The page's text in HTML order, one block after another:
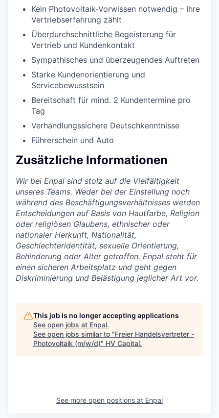
Kein Photovoltaik-Vorwissen notwendig – Ihre
Vertriebserfahrung zählt
Überdurchschnittliche Begeisterung für
Vertrieb und Kundenkontakt
Sympathisches und überzeugendes Auftreten
Starke Kundenorientierung und
Servicebewusstsein
Bereitschaft für mind. 2 Kundentermine pro
Tag
Verhandlungssichere Deutschkenntnisse
Führerschein und Auto
Zusätzliche Informationen
Wir bei Enpal sind stolz auf die Vielfältigkeit
unseres Teams. Weder bei der Einstellung noch
während des Beschäftigungsverhältnisses werden
Entscheidungen auf Basis von Hautfarbe, Religion
oder religiösen Glaubens, ethnischer oder
nationaler Herkunft, Nationalität,
Geschlechteridentität, sexuelle Orientierung,
Behinderung oder Alter getroffen. Enpal steht für
einen sicheren Arbeitsplatz und geht gegen
Diskriminierung und Belästigung jeglicher Art vor.
This job is no longer accepting applications
See open jobs at Enpal.
See open jobs similar to "Freier Handelsvertreter -
Photovoltaik (m/w/d)" HV Capital.
See more open positions at Enpal